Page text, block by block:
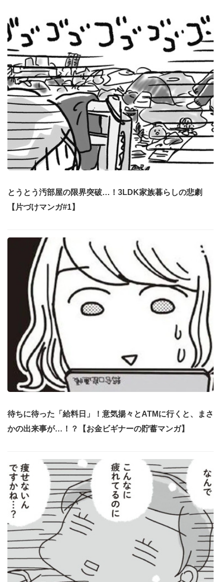
とうとう汚部屋の限界突破…！3LDK家族暮らしの悲劇
【片づけマンガ#1】
待ちに待った「給料日」！意気揚々とATMに行くと、まさ
かの出来事が…！？【お金ビギナーの貯蓄マンガ】